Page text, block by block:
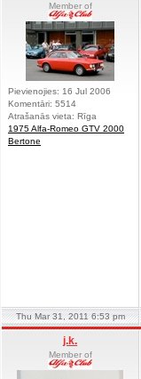
Member of
Pievienojies: 16 Jul 2006
Komentāri: 5514
Atrašanās vieta: Rīga
1975 Alfa-Romeo GTV 2000
Bertone
Thu Mar 31, 2011 6:53 pm
j.k.
Member of